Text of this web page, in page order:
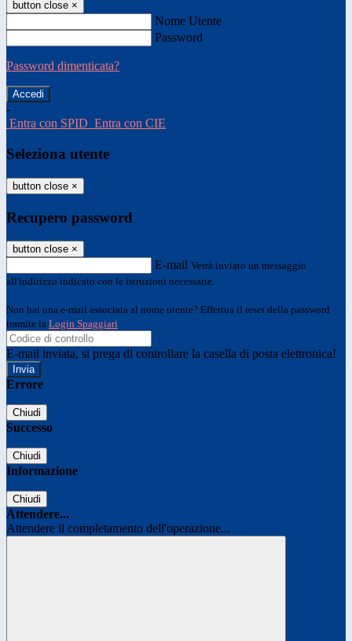
button close ×
Nome Utente
Password
Password dimenticata?
-
Entra con SPID Entra con CIE
Seleziona utente
button close ×
Recupero password
button close ×
E-mail Verrà inviato un messaggio
all'indirizzo indicato con le istruzioni necessarie.
Non hai una e-mail associata al nome utente? Effettua il reset della password
tramite la Login Spaggiari
E-mail inviata, si prega di controllare la casella di posta elettronica!
Errore
Chiudi
Successo
Chiudi
Informazione
Chiudi
Attendere...
Attendere il completamento dell'operazione...